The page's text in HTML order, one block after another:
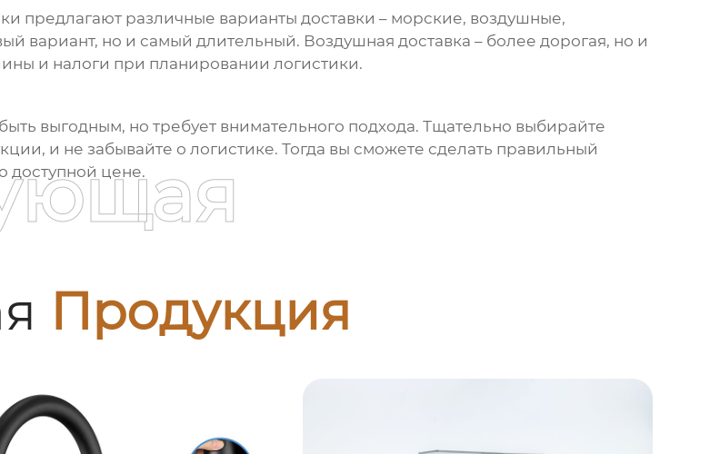
предлагают различные варианты доставки – морские, воздушные,
вариант, но и самый длительный. Воздушная доставка – более дорогая, но и
и налоги при планировании логистики.
выгодным, но требует внимательного подхода. Тщательно выбирайте
и не забывайте о логистике. Тогда вы сможете сделать правильный
доступной цене.
Продукция